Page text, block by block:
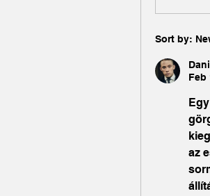
Sort by:
Feb
az